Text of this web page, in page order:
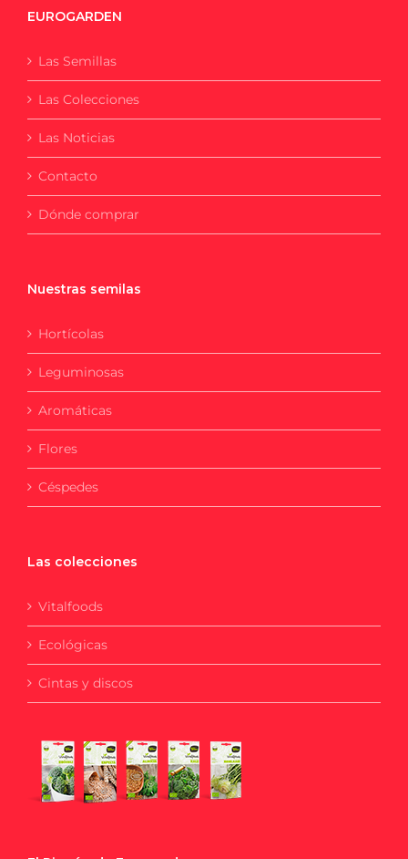
EUROGARDEN
Las Semillas
Las Colecciones
Las Noticias
Contacto
Dónde comprar
Nuestras semilas
Hortícolas
Leguminosas
Aromáticas
Flores
Céspedes
Las colecciones
Vitalfoods
Ecológicas
Cintas y discos